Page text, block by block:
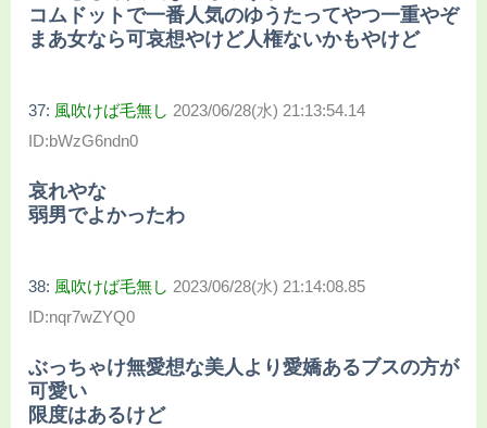
コムドットで一番人気のゆうたってやつ一重やぞ
まあ女なら可哀想やけど人権ないかもやけど
37: 風吹けば毛無し 2023/06/28(水) 21:13:54.14
ID:bWzG6ndn0
哀れやな
弱男でよかったわ
38: 風吹けば毛無し 2023/06/28(水) 21:14:08.85
ID:nqr7wZYQ0
ぶっちゃけ無愛想な美人より愛嬌あるブスの方が
可愛い
限度はあるけど